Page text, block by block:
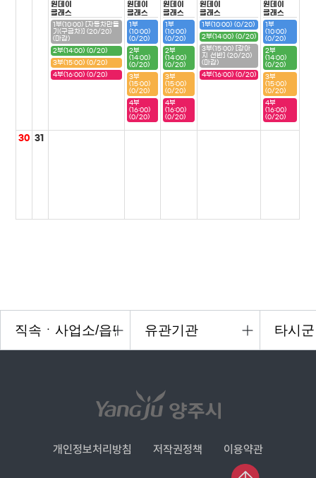
원데이
클래스
1부(10:00) [자동차만들
기(구급차)] (20/20)
(마감)
2부(14:00) (0/20)
3부(15:00) (0/20)
4부(16:00) (0/20)
원데이
클래스
1부
(10:00)
(0/20)
2부
(14:00)
(0/20)
3부
(15:00)
(0/20)
4부
(16:00)
(0/20)
원데이
클래스
1부
(10:00)
(0/20)
2부
(14:00)
(0/20)
3부
(15:00)
(0/20)
4부
(16:00)
(0/20)
원데이
클래스
1부(10:00) (0/20)
2부(14:00) (0/20)
3부(15:00) [강아
지 선반] (20/20)
(마감)
4부(16:00) (0/20)
원데이
클래스
1부
(10:00)
(0/20)
2부
(14:00)
(0/20)
3부
(15:00)
(0/20)
4부
(16:00)
(0/20)
30 31
개인정보처리방침 저작권정책 이용약관